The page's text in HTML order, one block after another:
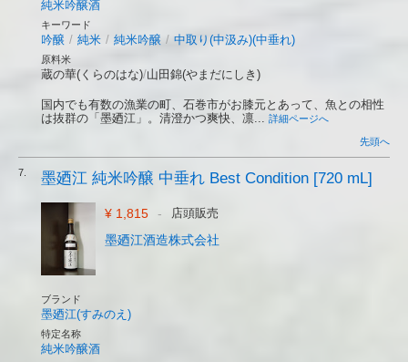
純米吟醸酒
キーワード
吟醸 / 純米 / 純米吟醸 / 中取り(中汲み)(中垂れ)
原料米
蔵の華(くらのはな)/山田錦(やまだにしき)
国内でも有数の漁業の町、石巻市がお膝元とあって、魚との相性
は抜群の「墨廼江」。清澄かつ爽快、凛... 詳細ページへ
先頭へ
7. 墨廼江 純米吟醸 中垂れ Best Condition [720 mL]
¥ 1,815 - 店頭販売
墨廼江酒造株式会社
ブランド
墨廼江(すみのえ)
特定名称
純米吟醸酒